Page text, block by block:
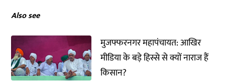
Also see
मुजफ्फरनगर महापंचायत: आखिर
मीडिया के बड़े हिस्से से क्यों नाराज हैं
किसान?